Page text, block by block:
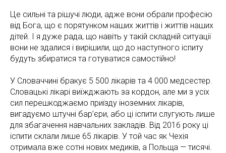
Це сильні та рішучі люди, адже вони обрали професію
від Бога, що є порятунком наших життів і життів наших
дітей. І я дуже рада, що навіть у такій складній ситуації
вони не здалися і вирішили, що до наступного іспиту
будуть збиратися та готуватися самостійно!
У Словаччині бракує 5 500 лікарів та 4 000 медсестер.
Словацькі лікарі виїжджають за кордон, але ми з усіх
сил перешкоджаємо приїзду іноземних лікарів,
вигадуємо штучні бар’єри, або ці іспити слугують лише
для збагачення навчальних закладів. Від 2016 року ці
іспити склали лише 65 лікарів. У той час як Чехія
отримала вже сотні нових медиків, а Польща — тисячі.